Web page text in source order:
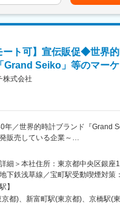
は日本語中心のため英語不問
ングなどの開発業務は発生しません
トに、具体的にどのような機能を
ォロー体制は万全です。
務に慣れるまでは先輩社員のOJT
期待する役割（半年目安）
立ち上げ直後のため、以下を期待し
タスクの洗い出し・整理
ート可】宣伝販促◆世界
Grand Seiko」等のマーケ
株式会社
年／世界的時計ブランド『Grand
販売している企業～
1881年創業のセイコーグループ株式
ーグループの中核事業であるウオ
企画開発から製造、販売までを一貫
細＞本社住所：東京都中央区銀座
下鉄浅草線／宝町駅受動喫煙対策
範囲：会社の定める事業所
】
都)、新富町駅(東京都)、京橋駅(